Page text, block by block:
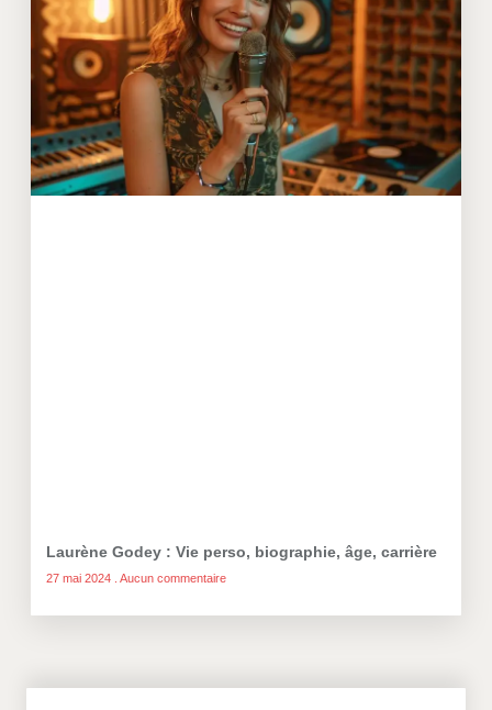
Laurène Godey : Vie perso, biographie, âge, carrière
27 mai 2024 Aucun commentaire